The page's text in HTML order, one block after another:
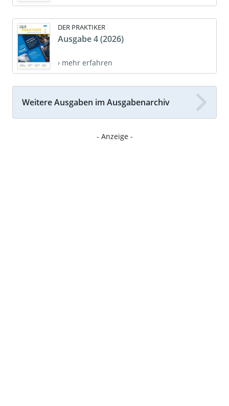
DER PRAKTIKER
Ausgabe 4 (2026)
› mehr erfahren
Weitere Ausgaben im Ausgabenarchiv
- Anzeige -